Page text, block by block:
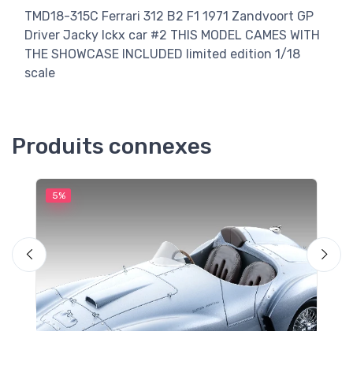
TMD18-315C Ferrari 312 B2 F1 1971 Zandvoort GP
Driver Jacky Ickx car #2 THIS MODEL CAMES WITH
THE SHOWCASE INCLUDED limited edition 1/18
scale
Produits connexes
5%